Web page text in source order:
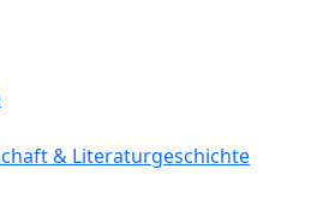
& Literaturgeschichte